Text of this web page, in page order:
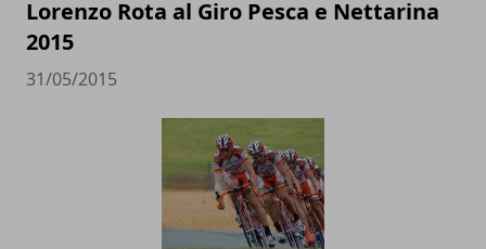
Lorenzo Rota al Giro Pesca e Nettarina
2015
31/05/2015